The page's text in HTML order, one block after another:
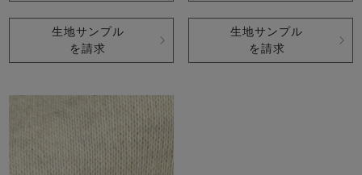
生地サンプル
を請求
生地サンプル
を請求